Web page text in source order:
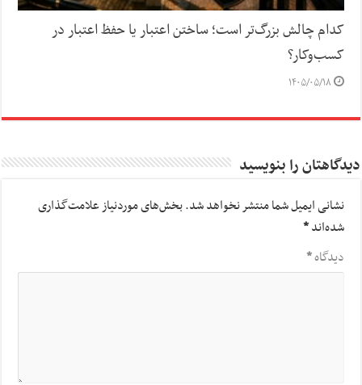
کدام چالش بزرگ‌تر است؛ ساختن اعتبار یا حفظ اعتبار در
کسب‌وکار؟
۱۴۰۵/۰۵/۱۸
دیدگاهتان را بنویسید
نشانی ایمیل شما منتشر نخواهد شد.بخش‌های موردنیاز علامت‌گذاری
شده‌اند*
دیدگاه*